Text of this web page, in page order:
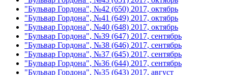
"Бульвар Гордона", №42 (650) 2017, октябрь
"Бульвар Гордона", №41 (649) 2017, октябрь
"Бульвар Гордона", №40 (648) 2017, октябрь
"Бульвар Гордона", №39 (647) 2017, сентябрь
"Бульвар Гордона", №38 (646) 2017, сентябрь
"Бульвар Гордона", №37 (645) 2017, сентябрь
"Бульвар Гордона", №36 (644) 2017, сентябрь
"Бульвар Гордона", №35 (643) 2017, август